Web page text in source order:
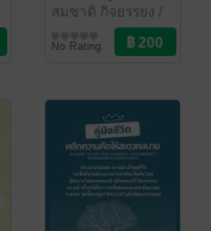
ตลาดเพื่อสร้าง
ยอดขาย
สมชาติ กิจยรรยง /
สมชาติไอบีซี
การตลาดและการ
บัญชี
No Rating